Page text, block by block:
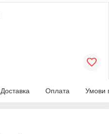
Доставка Оплата Умови